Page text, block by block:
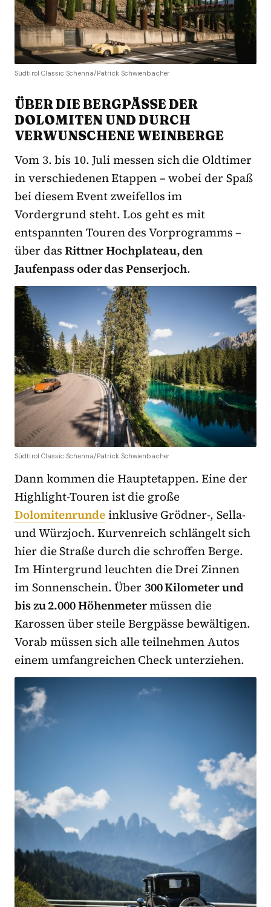
Südtirol Classic Schenna/Patrick Schwienbacher
ÜBER DIE BERGPÄSSE DER
DOLOMITEN UND DURCH
VERWUNSCHENE WEINBERGE
Vom 3. bis 10. Juli messen sich die Oldtimer
in verschiedenen Etappen – wobei der Spaß
bei diesem Event zweifellos im
Vordergrund steht. Los geht es mit
entspannten Touren des Vorprogramms –
über dasRittner Hochplateau, den
Jaufenpass oder das Penserjoch.
Südtirol Classic Schenna/Patrick Schwienbacher
Dann kommen die Hauptetappen. Eine der
Highlight-Touren ist die große
Dolomitenrundeinklusive Grödner-, Sella-
und Würzjoch. Kurvenreich schlängelt sich
hier die Straße durch die schroffen Berge.
Im Hintergrund leuchten die Drei Zinnen
im Sonnenschein. Über 300 Kilometer und
bis zu 2.000 Höhenmetermüssen die
Karossen über steile Bergpässe bewältigen.
Vorab müssen sich alle teilnehmen Autos
einem umfangreichen Check unterziehen.